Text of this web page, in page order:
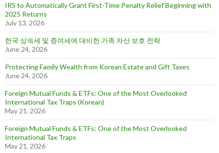
IRS to Automatically Grant First-Time Penalty Relief Beginning with
2025 Returns
July 13, 2026
한국 상속세 및 증여세에 대비한 가족 자산 보호 전략
June 24, 2026
Protecting Family Wealth from Korean Estate and Gift Taxes
June 24, 2026
Foreign Mutual Funds & ETFs: One of the Most Overlooked
International Tax Traps (Korean)
May 21, 2026
Foreign Mutual Funds & ETFs: One of the Most Overlooked
International Tax Traps
May 21, 2026